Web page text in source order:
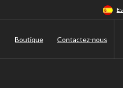
Boutique Contactez-nous